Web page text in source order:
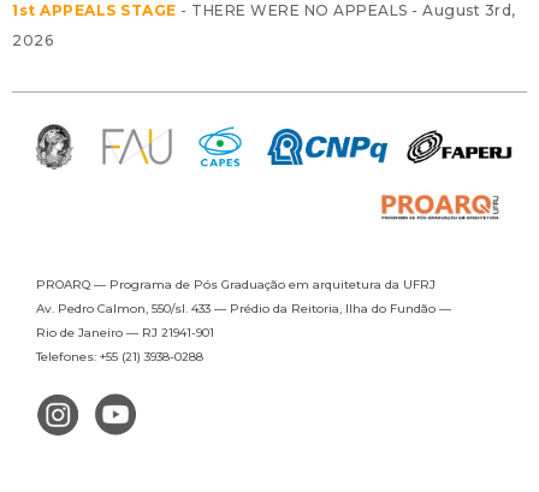
1st APPEALS STAGE - THERE WERE NO APPEALS - August 3rd,
2026
PROARQ — Programa de Pós Graduação em arquitetura da UFRJ
Av. Pedro Calmon, 550/sl. 433 — Prédio da Reitoria, Ilha do Fundão —
Rio de Janeiro — RJ 21941-901
Telefones: +55 (21) 3938-0288